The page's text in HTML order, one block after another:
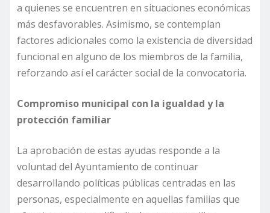
a quienes se encuentren en situaciones económicas
más desfavorables. Asimismo, se contemplan
factores adicionales como la existencia de diversidad
funcional en alguno de los miembros de la familia,
reforzando así el carácter social de la convocatoria.
Compromiso municipal con la igualdad y la
protección familiar
La aprobación de estas ayudas responde a la
voluntad del Ayuntamiento de continuar
desarrollando políticas públicas centradas en las
personas, especialmente en aquellas familias que